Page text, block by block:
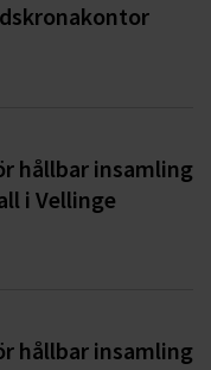
hållbar insamling
i Vellinge
hållbar insamling